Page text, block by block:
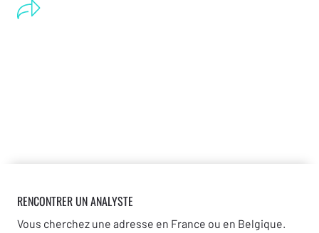
RENCONTRER UN ANALYSTE
Vous cherchez une adresse en France ou en Belgique.